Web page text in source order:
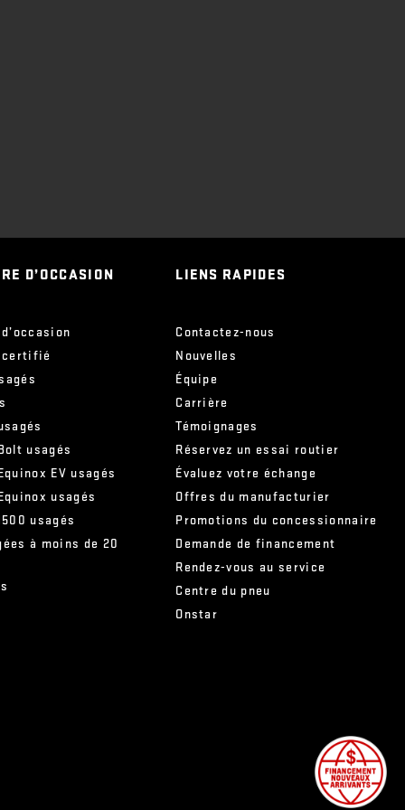
D’OCCASION
certifié
usagés
EV usagés
usagés
usagés
à moins de 20
LIENS RAPIDES
Contactez-nous
Nouvelles
Équipe
Carrière
Témoignages
Réservez un essai routier
Évaluez votre échange
Offres du manufacturier
Promotions du concessionnaire
Demande de financement
Rendez-vous au service
Centre du pneu
Onstar